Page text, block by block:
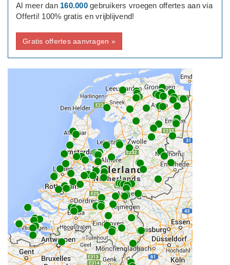
Al meer dan 160.000gebruikers vroegen offertes aan via
Offerti! 100% gratis en vrijblijvend!
Gratis offertes aanvragen »